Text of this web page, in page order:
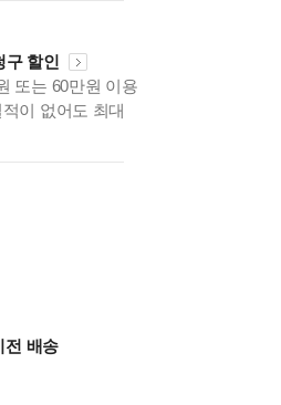
구 할인
또는 60만원 이용
이 없어도 최대
전 배송